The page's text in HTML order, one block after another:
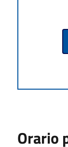
Orario